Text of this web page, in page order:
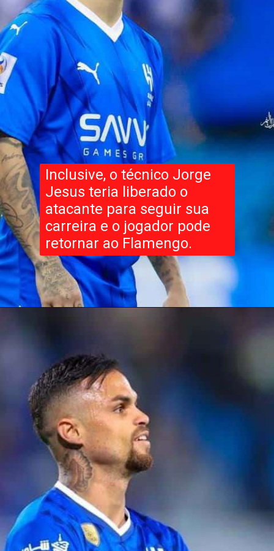
Inclusive, o técnico Jorge
Jesus teria liberado o
atacante para seguir sua
carreira e o jogador pode
retornar ao Flamengo.